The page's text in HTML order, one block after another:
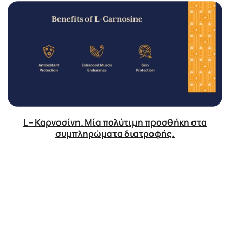
L – Καρνοσίνη. Μία πολύτιμη προσθήκη στα
συμπληρώματα διατροφής.